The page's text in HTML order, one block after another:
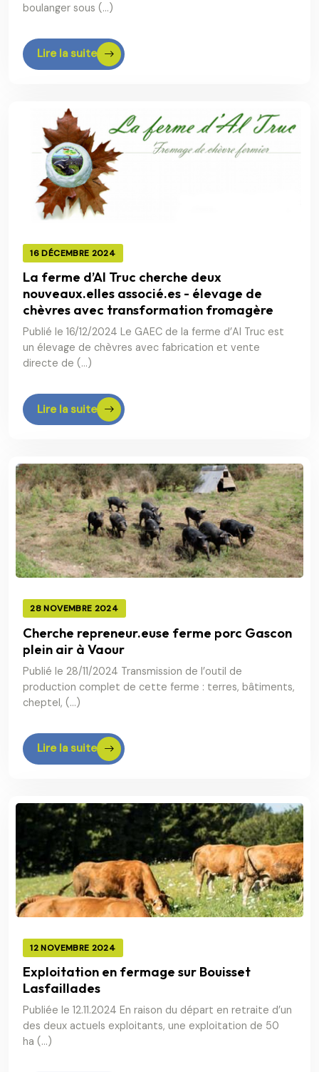
boulanger sous (…)
Lire la suite
16 DÉCEMBRE 2024
La ferme d’Al Truc cherche deux
nouveaux.elles associé.es - élevage de
chèvres avec transformation fromagère
Publié le 16/12/2024 Le GAEC de la ferme d’Al Truc est
un élevage de chèvres avec fabrication et vente
directe de (…)
Lire la suite
28 NOVEMBRE 2024
Cherche repreneur.euse ferme porc Gascon
plein air à Vaour
Publié le 28/11/2024 Transmission de l’outil de
production complet de cette ferme : terres, bâtiments,
cheptel, (…)
Lire la suite
12 NOVEMBRE 2024
Exploitation en fermage sur Bouisset
Lasfaillades
Publiée le 12.11.2024 En raison du départ en retraite d’un
des deux actuels exploitants, une exploitation de 50
ha (…)